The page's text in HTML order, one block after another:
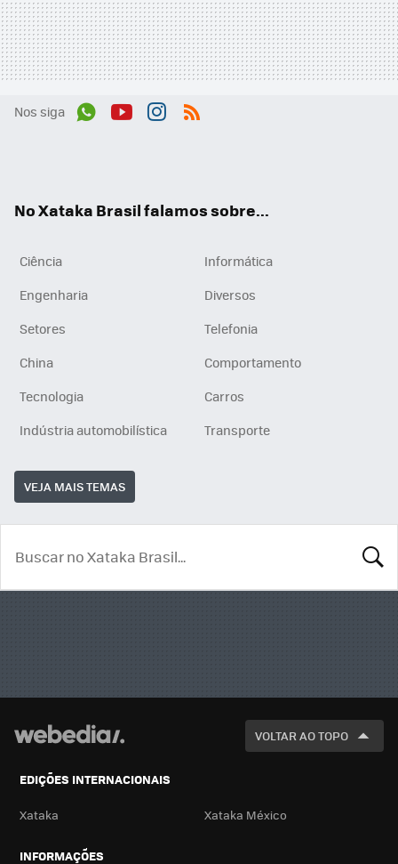
Nos siga
No Xataka Brasil falamos sobre...
Ciência
Informática
Engenharia
Diversos
Setores
Telefonia
China
Comportamento
Tecnologia
Carros
Indústria automobilística
Transporte
VEJA MAIS TEMAS
VOLTAR AO TOPO
EDIÇÕES INTERNACIONAIS
Xataka Xataka México
INFORMAÇÕES